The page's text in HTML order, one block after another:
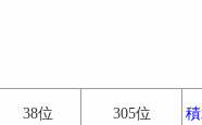
38位 305位